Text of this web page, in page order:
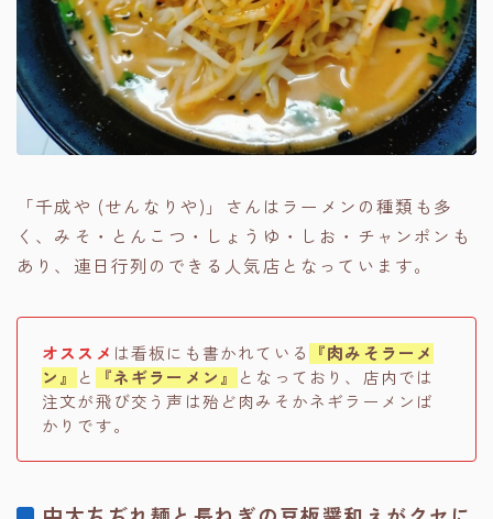
「千成や (せんなりや)」さんはラーメンの種類も多
く、みそ・とんこつ・しょうゆ・しお・チャンポンも
あり、連日行列のできる人気店となっています。
オススメ は看板にも書かれている
『肉みそラーメ
ン』
と 『ネギラーメン』
となっており、店内では
注文が飛び交う声は殆ど肉みそかネギラーメンば
かりです。